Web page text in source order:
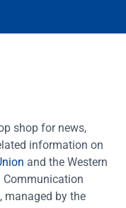
shop for news,
information on
and the Western
Communication
managed by the